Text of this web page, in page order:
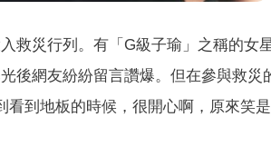
救災行列。有「G級子瑜」之稱的女
後網友紛紛留言讚爆。但在參與救災
看到地板的時候，很開心啊，原來笑